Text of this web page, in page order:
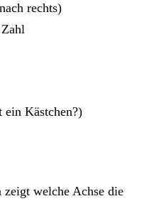
rechts)
ein Kästchen?)
welche Achse die